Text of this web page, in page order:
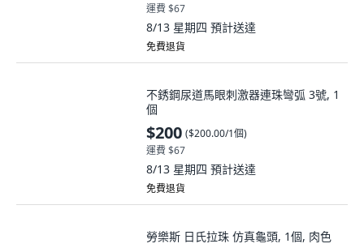
運費 $67
8/13 星期四 預計送達
免費退貨
不銹鋼尿道馬眼刺激器連珠彎弧 3號, 1
個
$200 ($200.00/1個)
運費 $67
8/13 星期四 預計送達
免費退貨
勞樂斯 日氏拉珠 仿真龜頭, 1個, 肉色